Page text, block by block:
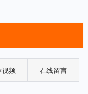
视频 在线留言